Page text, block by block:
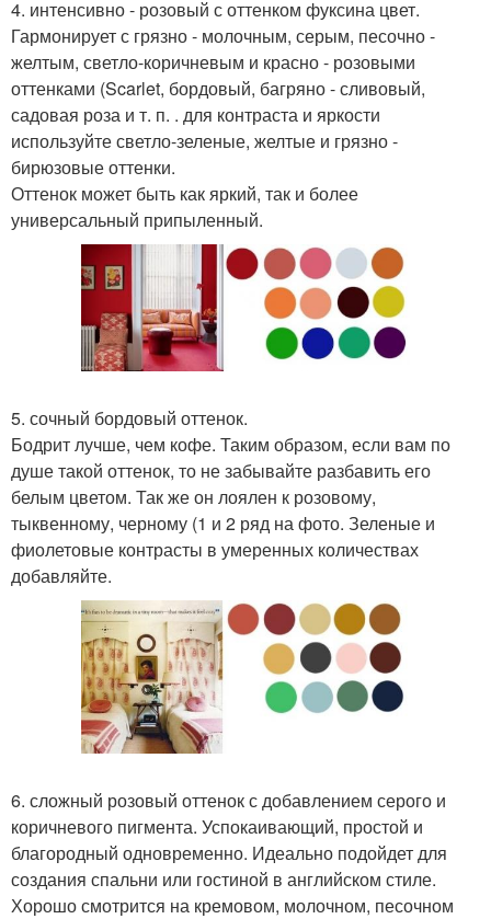
4. интенсивно - розовый с оттенком фуксина цвет.
Гармонирует с грязно - молочным, серым, песочно -
желтым, светло-коричневым и красно - розовыми
оттенками (Scarlet, бордовый, багряно - сливовый,
садовая роза и т. п. . для контраста и яркости
используйте светло-зеленые, желтые и грязно -
бирюзовые оттенки.
Оттенок может быть как яркий, так и более
универсальный припыленный.
5. сочный бордовый оттенок.
Бодрит лучше, чем кофе. Таким образом, если вам по
душе такой оттенок, то не забывайте разбавить его
белым цветом. Так же он лоялен к розовому,
тыквенному, черному (1 и 2 ряд на фото. Зеленые и
фиолетовые контрасты в умеренных количествах
добавляйте.
6. сложный розовый оттенок с добавлением серого и
коричневого пигмента. Успокаивающий, простой и
благородный одновременно. Идеально подойдет для
создания спальни или гостиной в английском стиле.
Хорошо смотрится на кремовом, молочном, песочном